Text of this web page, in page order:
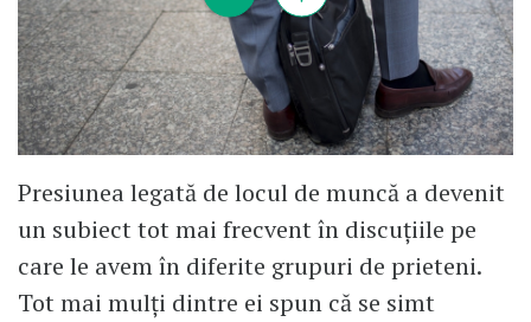
Presiunea legată de locul de muncă a devenit
un subiect tot mai frecvent în discuțiile pe
care le avem în diferite grupuri de prieteni.
Tot mai mulți dintre ei spun că se simt